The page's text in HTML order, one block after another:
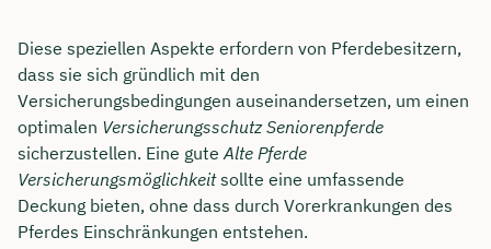
Diese speziellen Aspekte erfordern von Pferdebesitzern,
dass sie sich gründlich mit den
Versicherungsbedingungen auseinandersetzen, um einen
optimalen Versicherungsschutz Seniorenpferde
sicherzustellen. Eine gute Alte Pferde
Versicherungsmöglichkeitsollte eine umfassende
Deckung bieten, ohne dass durch Vorerkrankungen des
Pferdes Einschränkungen entstehen.